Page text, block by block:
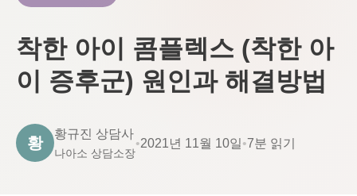
착한 아이 콤플렉스 (착한 아
이 증후군) 원인과 해결방법
황
황규진 상담사
나아소 상담소장
•2021년 11월 10일•7분 읽기